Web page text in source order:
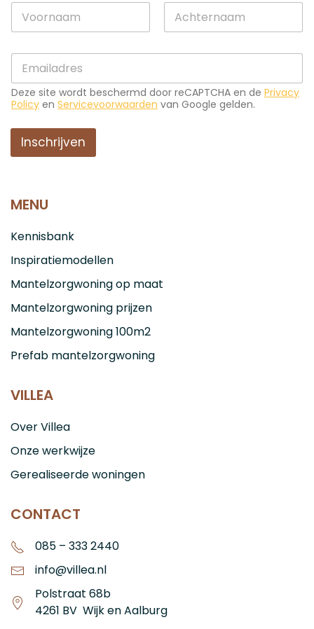
i
N
a
a
N
a
N
a
E
m
a
i
l
Deze site wordt beschermd door reCAPTCHA en de Privacy
Policy en Servicevoorwaarden van Google gelden.
Inschrijven
MENU
Kennisbank
Inspiratiemodellen
Mantelzorgwoning op maat
Mantelzorgwoning prijzen
Mantelzorgwoning 100m2
Prefab mantelzorgwoning
VILLEA
Over Villea
Onze werkwijze
Gerealiseerde woningen
CONTACT
085 – 333 2440
info@villea.nl
Polstraat 68b
4261 BV Wijk en Aalburg